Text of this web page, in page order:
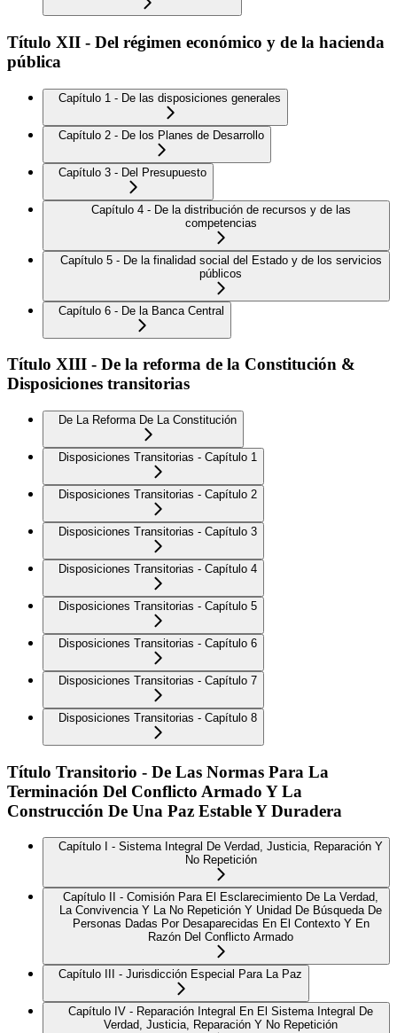
Título XII - Del régimen económico y de la hacienda
pública
Capítulo 1 - De las disposiciones generales
Capítulo 2 - De los Planes de Desarrollo
Capítulo 3 - Del Presupuesto
Capítulo 4 - De la distribución de recursos y de las
competencias
Capítulo 5 - De la finalidad social del Estado y de los servicios
públicos
Capítulo 6 - De la Banca Central
Título XIII - De la reforma de la Constitución &
Disposiciones transitorias
De La Reforma De La Constitución
Disposiciones Transitorias - Capítulo 1
Disposiciones Transitorias - Capítulo 2
Disposiciones Transitorias - Capítulo 3
Disposiciones Transitorias - Capítulo 4
Disposiciones Transitorias - Capítulo 5
Disposiciones Transitorias - Capítulo 6
Disposiciones Transitorias - Capítulo 7
Disposiciones Transitorias - Capítulo 8
Título Transitorio - De Las Normas Para La
Terminación Del Conflicto Armado Y La
Construcción De Una Paz Estable Y Duradera
Capítulo I - Sistema Integral De Verdad, Justicia, Reparación Y
No Repetición
Capítulo II - Comisión Para El Esclarecimiento De La Verdad,
La Convivencia Y La No Repetición Y Unidad De Búsqueda De
Personas Dadas Por Desaparecidas En El Contexto Y En
Razón Del Conflicto Armado
Capítulo III - Jurisdicción Especial Para La Paz
Capítulo IV - Reparación Integral En El Sistema Integral De
Verdad, Justicia, Reparación Y No Repetición